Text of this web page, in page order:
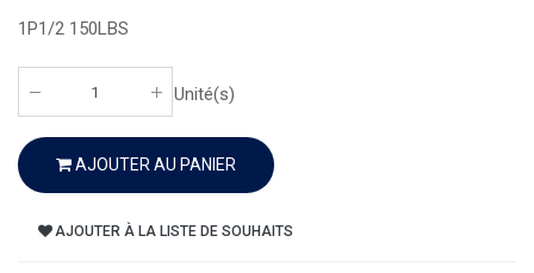
1P1/2 150LBS
Unité(s)
AJOUTER AU PANIER
AJOUTER À LA LISTE DE SOUHAITS